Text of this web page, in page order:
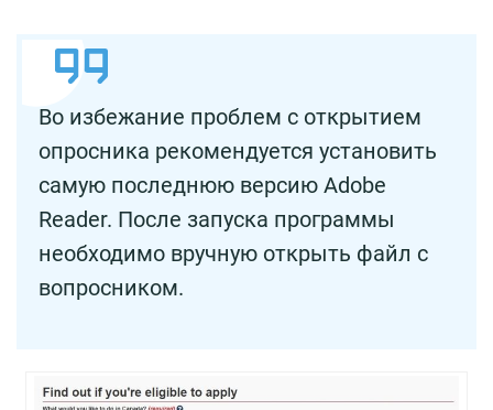
Во избежание проблем с открытием
опросника рекомендуется установить
самую последнюю версию Adobe
Reader. После запуска программы
необходимо вручную открыть файл с
вопросником.